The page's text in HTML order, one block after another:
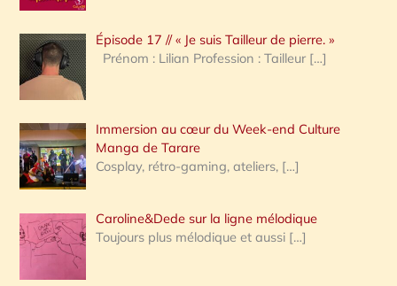
c
h
e
:
Épisode 17 // « Je suis Tailleur de pierre. »
Prénom : Lilian Profession : Tailleur […]
Immersion au cœur du Week-end Culture
Manga de Tarare
Cosplay, rétro-gaming, ateliers, […]
Caroline&Dede sur la ligne mélodique
Toujours plus mélodique et aussi […]